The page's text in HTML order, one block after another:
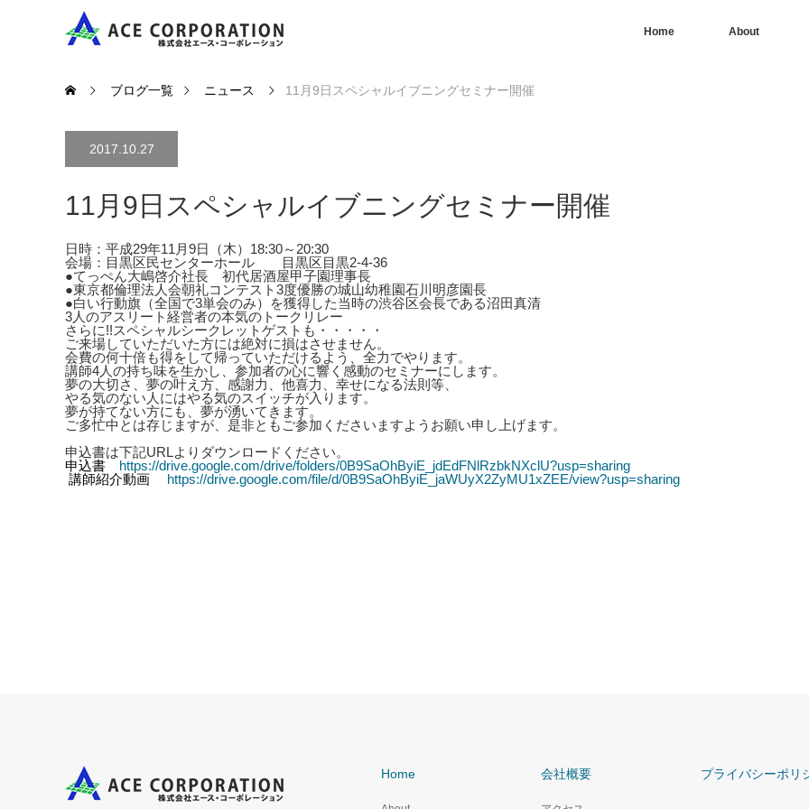
Home About
ブログ一覧 ニュース 11月9日スペシャルイブニングセミナー開催
2017.10.27
11月9日スペシャルイブニングセミナー開催
日時：平成29年11月9日（木）18:30～20:30
会場：目黒区民センターホール 目黒区目黒2-4-36
●てっぺん大嶋啓介社長 初代居酒屋甲子園理事長
●東京都倫理法人会朝礼コンテスト3度優勝の城山幼稚園石川明彦園長
●白い行動旗（全国で3単会のみ）を獲得した当時の渋谷区会長である沼田真清
3人のアスリート経営者の本気のトークリレー
さらに!!スペシャルシークレットゲストも・・・・・
ご来場していただいた方には絶対に損はさせません。
会費の何十倍も得をして帰っていただけるよう、全力でやります。
講師4人の持ち味を生かし、参加者の心に響く感動のセミナーにします。
夢の大切さ、夢の叶え方、感謝力、他喜力、幸せになる法則等、
やる気のない人にはやる気のスイッチが入ります。
夢が持てない方にも、夢が湧いてきます。
ご多忙中とは存じますが、是非ともご参加くださいますようお願い申し上げます。
申込書は下記URLよりダウンロードください。
申込書 https://drive.google.com/drive/folders/0B9SaOhByiE_jdEdFNlRzbkNXclU?usp=sharing
講師紹介動画 https://drive.google.com/file/d/0B9SaOhByiE_jaWUyX2ZyMU1xZEE/view?usp=sharing
Home 会社概要 プライバシーポリ